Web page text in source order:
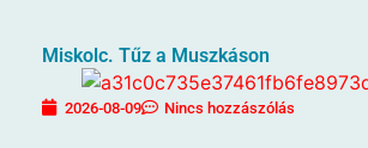
Miskolc. Tűz a Muszkáson
2026-08-09 Nincs hozzászólás